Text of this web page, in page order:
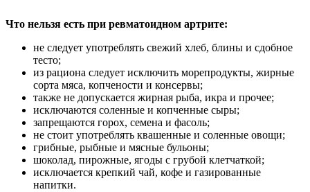
Что нельзя есть при ревматоидном артрите:
не следует употреблять свежий хлеб, блины и сдобное
тесто;
из рациона следует исключить морепродукты, жирные
сорта мяса, копчености и консервы;
также не допускается жирная рыба, икра и прочее;
исключаются соленные и копченные сыры;
запрещаются горох, семена и фасоль;
не стоит употреблять квашенные и соленные овощи;
грибные, рыбные и мясные бульоны;
шоколад, пирожные, ягоды с грубой клетчаткой;
исключается крепкий чай, кофе и газированные
напитки.